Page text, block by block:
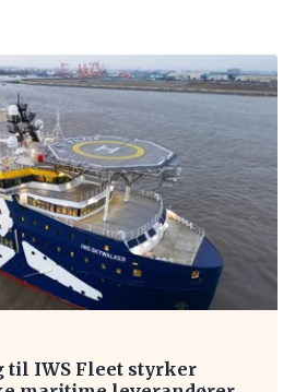
til IWS Fleet styrker